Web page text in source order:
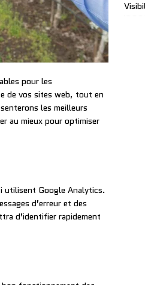
pour les
de vos sites web, tout en
les meilleurs
au mieux pour optimiser
utilisent Google Analytics.
d’erreur et des
d’identifier rapidement